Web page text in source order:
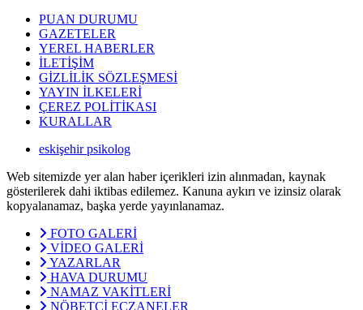
PUAN DURUMU
GAZETELER
YEREL HABERLER
İLETİŞİM
GİZLİLİK SÖZLEŞMESİ
YAYIN İLKELERİ
ÇEREZ POLİTİKASI
KURALLAR
eskişehir psikolog
Web sitemizde yer alan haber içerikleri izin alınmadan, kaynak
gösterilerek dahi iktibas edilemez. Kanuna aykırı ve izinsiz olarak
kopyalanamaz, başka yerde yayınlanamaz.
FOTO GALERİ
VİDEO GALERİ
YAZARLAR
HAVA DURUMU
NAMAZ VAKİTLERİ
NÖBETÇİ ECZANELER